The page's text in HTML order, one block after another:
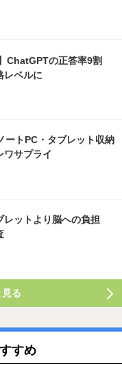
ChatGPTの正答率9割
レベルに
ートPC・タブレット収納
サプライ
レットより脳への負担
る
すめ